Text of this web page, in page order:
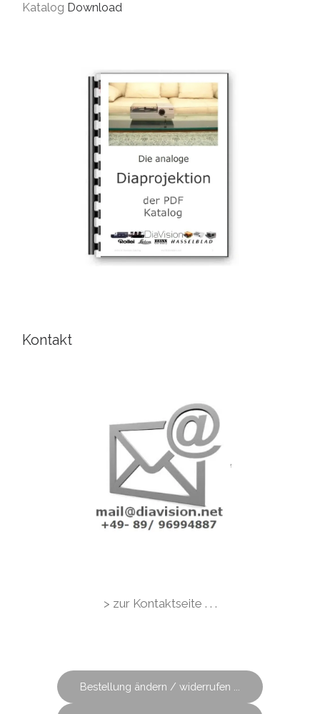
Katalog Download
Kontakt
> zur Kontaktseite . . .
Bestellung ändern / widerrufen ...